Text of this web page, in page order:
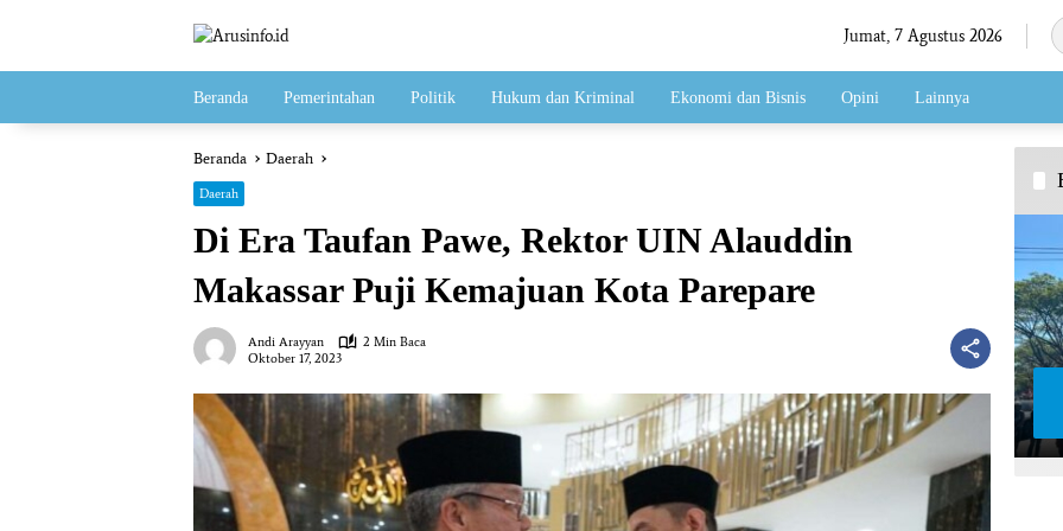
Jumat, 7 Agustus 2026
Beranda Pemerintahan Politik Hukum dan Kriminal Ekonomi dan Bisnis Opini Lainnya
Beranda Daerah
Daerah
Di Era Taufan Pawe, Rektor UIN Alauddin
Makassar Puji Kemajuan Kota Parepare
Andi Arayyan
2 Min Baca
Oktober 17, 2023